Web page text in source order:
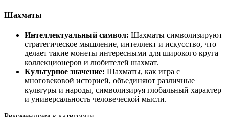
Шахматы
Интеллектуальный символ: Шахматы символизируют
стратегическое мышление, интеллект и искусство, что
делает такие монеты интересными для широкого круга
коллекционеров и любителей шахмат.
Культурное значение: Шахматы, как игра с
многовековой историей, объединяют различные
культуры и народы, символизируя глобальный характер
и универсальность человеческой мысли.